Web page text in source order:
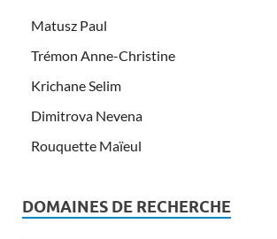
Matusz Paul
Trémon Anne-Christine
Krichane Selim
Dimitrova Nevena
Rouquette Maïeul
DOMAINES DE RECHERCHE